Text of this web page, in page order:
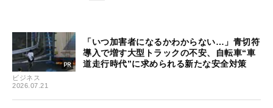
ビジネス
2026.07.21
「いつ加害者になるかわからない…」青切符
導入で増す大型トラックの不安、自転車“車
道走行時代”に求められる新たな安全対策